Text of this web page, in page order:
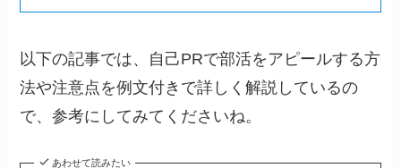
以下の記事では、自己PRで部活をアピールする方
法や注意点を例文付きで詳しく解説しているの
で、参考にしてみてくださいね。
あわせて読みたい